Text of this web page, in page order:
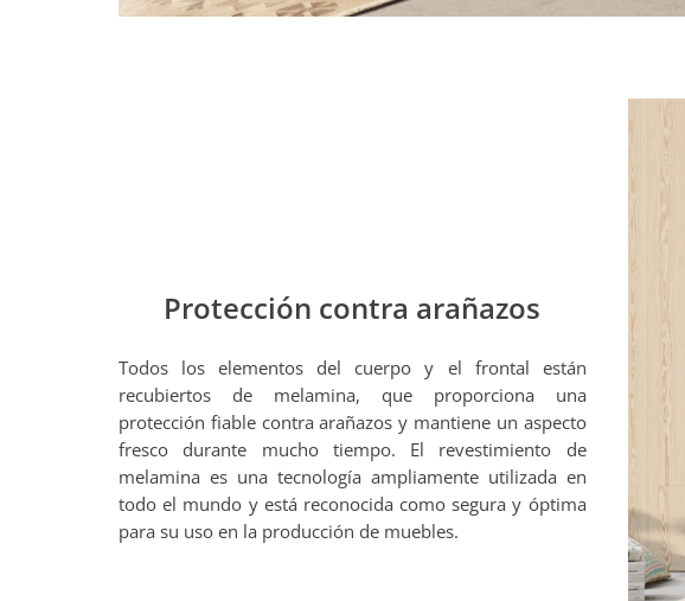
Protección contra arañazos
Todos los elementos del cuerpo y el frontal están
recubiertos de melamina, que proporciona una
protección fiable contra arañazos y mantiene un aspecto
fresco durante mucho tiempo. El revestimiento de
melamina es una tecnología ampliamente utilizada en
todo el mundo y está reconocida como segura y óptima
para su uso en la producción de muebles.